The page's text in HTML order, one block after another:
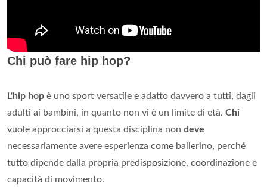
Chi può fare hip hop?
L'hip hop è uno sport versatile e adatto davvero a tutti, dagli
adulti ai bambini, in quanto non vi è un limite di età. Chi
vuole approcciarsi a questa disciplina non deve
necessariamente avere esperienza come ballerino, perché
tutto dipende dalla propria predisposizione, coordinazione e
capacità di movimento.